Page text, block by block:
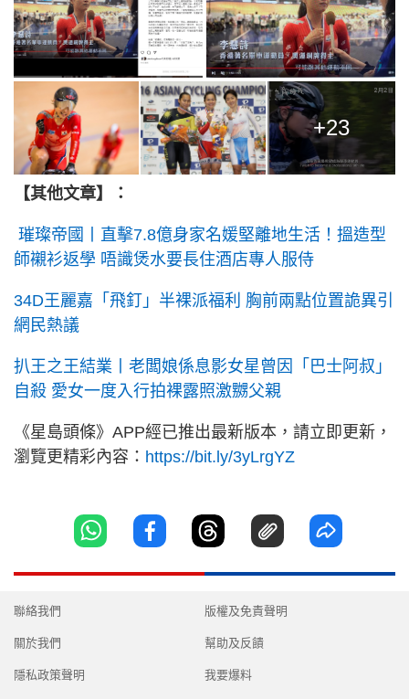
+23
【其他文章】：
璀璨帝國丨直擊7.8億身家名媛堅離地生活！搵造型
師襯衫返學 唔識煲水要長住酒店專人服侍
34D王麗嘉「飛釘」半裸派福利 胸前兩點位置詭異引
網民熱議
扒王之王結業丨老闆娘係息影女星曾因「巴士阿叔」
自殺 愛女一度入行拍裸露照激嬲父親
《星島頭條》APP經已推出最新版本，請立即更新，
瀏覽更精彩內容： https://bit.ly/3yLrgYZ
聯絡我們
關於我們
隱私政策聲明
版權及免責聲明
幫助及反饋
我要爆料